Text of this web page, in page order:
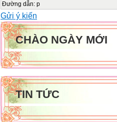
Đường dẫn: p
Gửi ý kiến
CHÀO NGÀY MỚI
TIN TỨC